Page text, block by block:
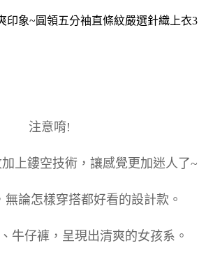
印象~圓領五分袖直條紋嚴選針織上衣3
注意唷!
上鏤空技術，讓感覺更加迷人了~
無論怎樣穿搭都好看的設計款。
牛仔褲，呈現出清爽的女孩系。